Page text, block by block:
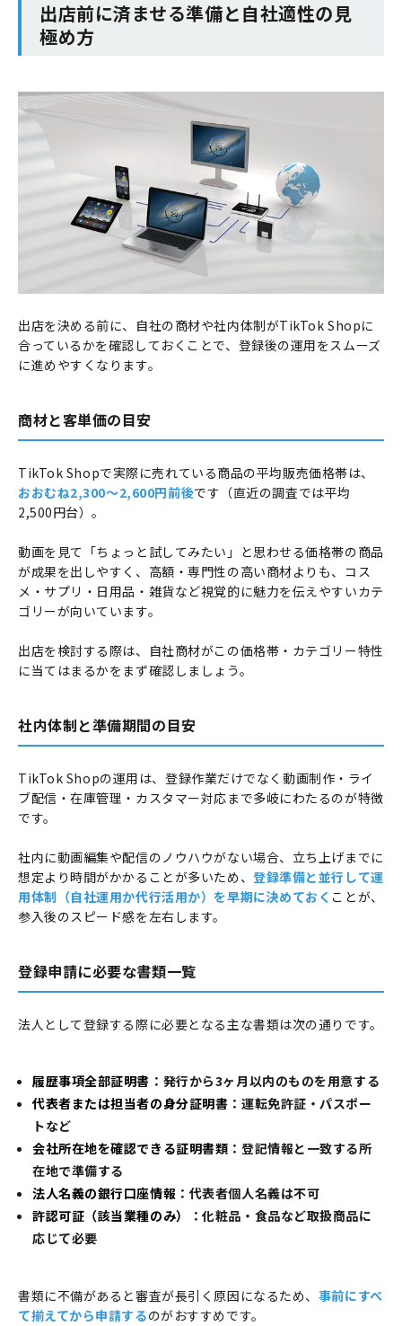
出店前に済ませる準備と自社適性の見
極め方
出店を決める前に、自社の商材や社内体制がTikTok Shopに
合っているかを確認しておくことで、登録後の運用をスムーズ
に進めやすくなります。
商材と客単価の目安
TikTok Shopで実際に売れている商品の平均販売価格帯は、
おおむね2,300〜2,600円前後です（直近の調査では平均
2,500円台）。
動画を見て「ちょっと試してみたい」と思わせる価格帯の商品
が成果を出しやすく、高額・専門性の高い商材よりも、コス
メ・サプリ・日用品・雑貨など視覚的に魅力を伝えやすいカテ
ゴリーが向いています。
出店を検討する際は、自社商材がこの価格帯・カテゴリー特性
に当てはまるかをまず確認しましょう。
社内体制と準備期間の目安
TikTok Shopの運用は、登録作業だけでなく動画制作・ライ
ブ配信・在庫管理・カスタマー対応まで多岐にわたるのが特徴
です。
社内に動画編集や配信のノウハウがない場合、立ち上げまでに
想定より時間がかかることが多いため、登録準備と並行して運
用体制（自社運用か代行活用か）を早期に決めておく ことが、
参入後のスピード感を左右します。
登録申請に必要な書類一覧
法人として登録する際に必要となる主な書類は次の通りです。
履歴事項全部証明書 ：発行から3ヶ月以内のものを用意する
代表者または担当者の身分証明書 ：運転免許証・パスポー
トなど
会社所在地を確認できる証明書類 ：登記情報と一致する所
在地で準備する
法人名義の銀行口座情報 ：代表者個人名義は不可
許認可証（該当業種のみ）
：化粧品・食品など取扱商品に
応じて必要
書類に不備があると審査が長引く原因になるため、 事前にすべ
て揃えてから申請するのがおすすめです。